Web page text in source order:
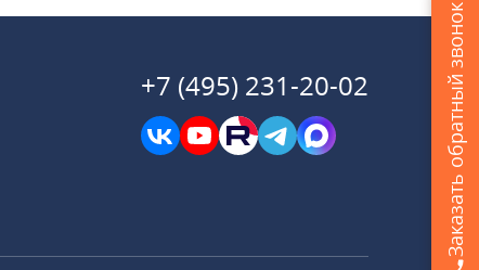
Заказать обратный звонок
+7 (495) 231-20-02